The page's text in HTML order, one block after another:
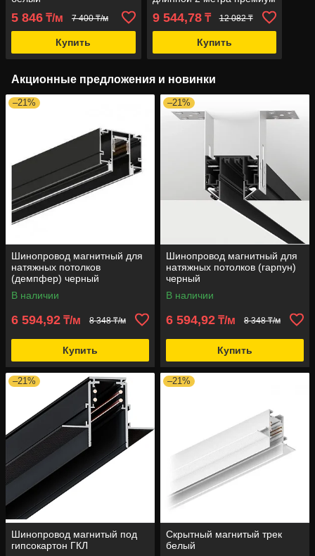
5 846 ₸/м 7 400 ₸/м
Купить
9 544,78₸ 12 082 ₸
Купить
Акционные предложения и новинки
–21%
Шинопровод магнитный для
натяжных потолков
(демпфер) черный
В наличии
6 594,92 ₸/м 8 348 ₸/м
Купить
–21%
Шинопровод магнитный для
натяжных потолков (гарпун)
черный
В наличии
6 594,92 ₸/м 8 348 ₸/м
Купить
–21%
Шинопровод магнитый под
гипсокартон ГКЛ
–21%
Скрытный магнитый трек
белый